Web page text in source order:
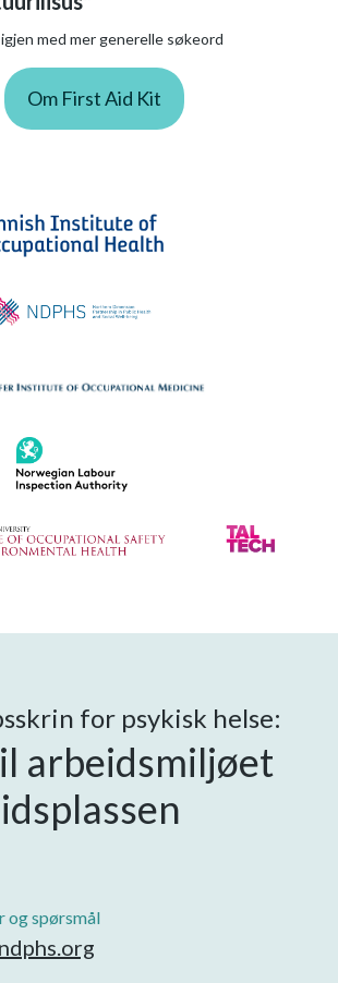
med mer generelle søkeord
Om First Aid Kit
for psykisk helse:
arbeidsmiljøet
og spørsmål